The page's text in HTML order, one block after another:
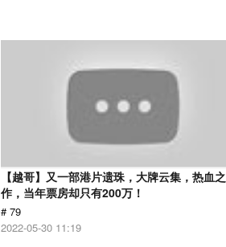
【越哥】又一部港片遗珠，大牌云集，热血之
作，当年票房却只有200万！
# 79
2022-05-30 11:19